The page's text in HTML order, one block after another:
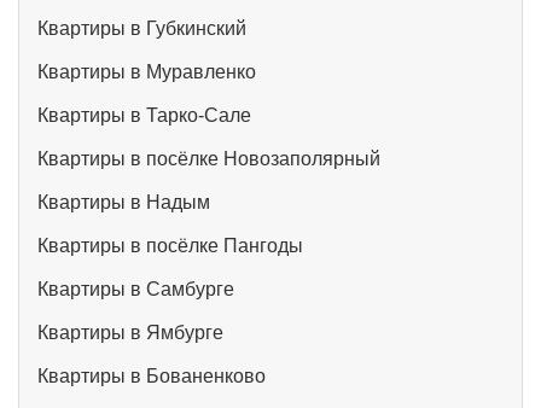
Квартиры в Губкинский
Квартиры в Муравленко
Квартиры в Тарко-Сале
Квартиры в посёлке Новозаполярный
Квартиры в Надым
Квартиры в посёлке Пангоды
Квартиры в Самбурге
Квартиры в Ямбурге
Квартиры в Бованенково